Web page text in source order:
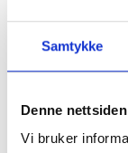
Samtykke
Denne
Vi bruker
BESØK: – Vi
oss for å lære.